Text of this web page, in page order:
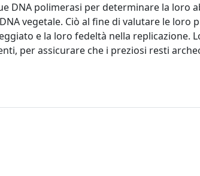
DNA polimerasi per determinare la loro
vegetale. Ciò al fine di valutare le loro
e la loro fedeltà nella replicazione.
per assicurare che i preziosi resti